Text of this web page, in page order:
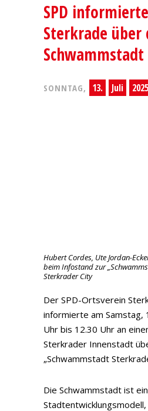
SPD
Sterkrade über
Schwammstadt
SONNTAG, 13. Juli 2025
Hubert Cordes, Ute Jordan-
beim Infostand zur
Sterkrader City
Der SPD-Ortsverein
informierte am Samstag,
Uhr bis 12.30 Uhr an
Sterkrader Innenstadt
„Schwammstadt
Die Schwammstadt ist